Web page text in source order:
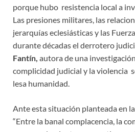
porque hubo resistencia local a
Las presiones militares, las
jerarquías eclesiásticas y las
durante décadas el derrotero
Fantín, autora de una
complicidad judicial y la violencia
lesa humanidad.
Ante esta situación planteada en
“Entre la banal complacencia, la